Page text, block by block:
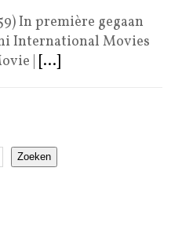
In première gegaan
International Movies
| [...]
Zoeken